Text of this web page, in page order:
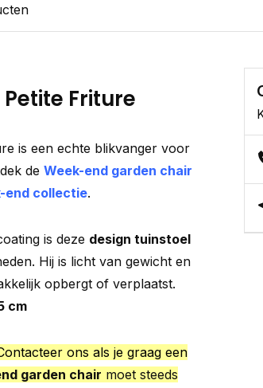
Friture
is een echte blikvanger voor
de Week-end garden chair
end collectie.
is deze design tuinstoel
Hij is licht van gewicht en
opbergt of verplaatst.
cm
ons als je graag een
garden chair moet steeds